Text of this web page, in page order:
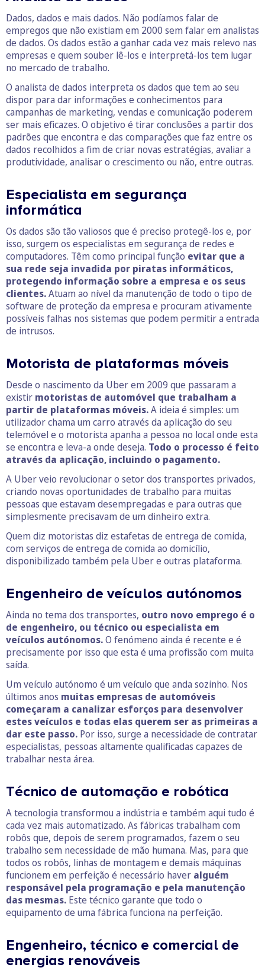
Dados, dados e mais dados. Não podíamos falar de
empregos que não existiam em 2000 sem falar em analistas
de dados. Os dados estão a ganhar cada vez mais relevo nas
empresas e quem souber lê-los e interpretá-los tem lugar
no mercado de trabalho.
O analista de dados interpreta os dados que tem ao seu
dispor para dar informações e conhecimentos para
campanhas de marketing, vendas e comunicação poderem
ser mais eficazes. O objetivo é tirar conclusões a partir dos
padrões que encontra e das comparações que faz entre os
dados recolhidos a fim de criar novas estratégias, avaliar a
produtividade, analisar o crescimento ou não, entre outras.
Especialista em segurança
informática
Os dados são tão valiosos que é preciso protegê-los e, por
isso, surgem os especialistas em segurança de redes e
computadores. Têm como principal função evitar que a
sua rede seja invadida por piratas informáticos,
protegendo informação sobre a empresa e os seus
clientes.Atuam ao nível da manutenção de todo o tipo de
software de proteção da empresa e procuram ativamente
possíveis falhas nos sistemas que podem permitir a entrada
de intrusos.
Motorista de plataformas móveis
Desde o nascimento da Uber em 2009 que passaram a
existir motoristas de automóvel que trabalham a
partir de plataformas móveis.A ideia é simples: um
utilizador chama um carro através da aplicação do seu
telemóvel e o motorista apanha a pessoa no local onde esta
se encontra e leva-a onde deseja. Todo o processo é feito
através da aplicação, incluindo o pagamento.
A Uber veio revolucionar o setor dos transportes privados,
criando novas oportunidades de trabalho para muitas
pessoas que estavam desempregadas e para outras que
simplesmente precisavam de um dinheiro extra.
Quem diz motoristas diz estafetas de entrega de comida,
com serviços de entrega de comida ao domicílio,
disponibilizado também pela Uber e outras plataforma.
Engenheiro de veículos autónomos
Ainda no tema dos transportes, outro novo emprego é o
de engenheiro, ou técnico ou especialista em
veículos autónomos.O fenómeno ainda é recente e é
precisamente por isso que esta é uma profissão com muita
saída.
Um veículo autónomo é um veículo que anda sozinho. Nos
últimos anos muitas empresas de automóveis
começaram a canalizar esforços para desenvolver
estes veículos e todas elas querem ser as primeiras a
dar este passo. Por isso, surge a necessidade de contratar
especialistas, pessoas altamente qualificadas capazes de
trabalhar nesta área.
Técnico de automação e robótica
A tecnologia transformou a indústria e também aqui tudo é
cada vez mais automatizado. As fábricas trabalham com
robôs que, depois de serem programados, fazem o seu
trabalho sem necessidade de mão humana. Mas, para que
todos os robôs, linhas de montagem e demais máquinas
funcionem em perfeição é necessário haver alguém
responsável pela programação e pela manutenção
das mesmas. Este técnico garante que todo o
equipamento de uma fábrica funciona na perfeição.
Engenheiro, técnico e comercial de
energias renováveis